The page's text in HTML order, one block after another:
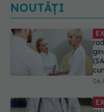
NOUTĂȚI
cu
la